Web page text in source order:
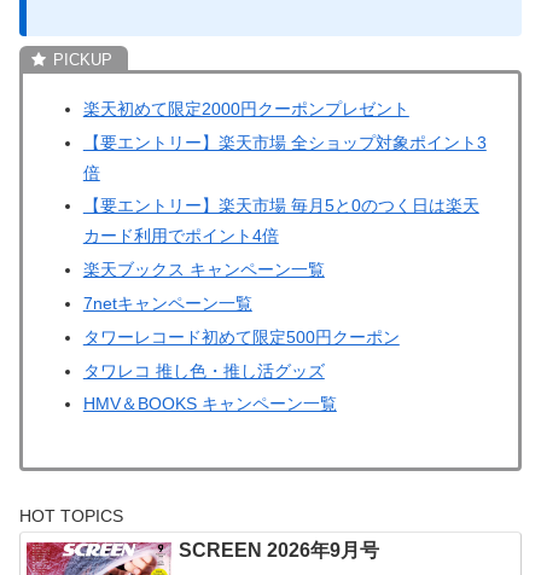
楽天初めて限定2000円クーポンプレゼント
【要エントリー】楽天市場 全ショップ対象ポイント3
倍
【要エントリー】楽天市場 毎月5と0のつく日は楽天
カード利用でポイント4倍
楽天ブックス キャンペーン一覧
7netキャンペーン一覧
タワーレコード初めて限定500円クーポン
タワレコ 推し色・推し活グッズ
HMV＆BOOKS キャンペーン一覧
HOT TOPICS
SCREEN 2026年9月号